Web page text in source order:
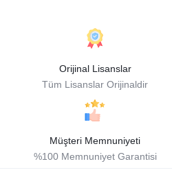
Orijinal Lisanslar
Tüm Lisanslar Orijinaldir
Müşteri Memnuniyeti
%100 Memnuniyet Garantisi